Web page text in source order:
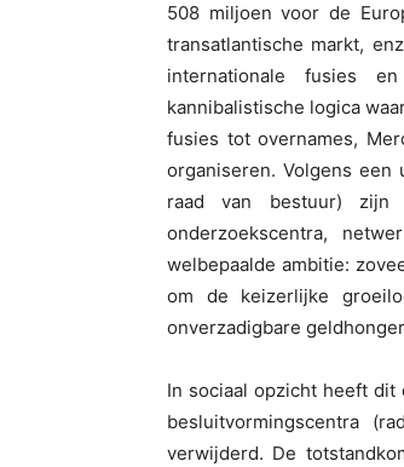
508 miljoen voor de
transatlantische markt,
internationale fusies
kannibalistische logica
fusies tot overnames,
organiseren. Volgens
raad van bestuur) zijn
onderzoekscentra,
welbepaalde ambitie:
om de keizerlijke
onverzadigbare
In sociaal opzicht heeft dit
besluitvormingscentra
verwijderd. De